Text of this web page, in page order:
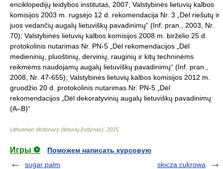
enciklopedijų leidybos institutas, 2007; Valstybinės lietuvių kalbos
komisijos 2003 m. rugsėjo 12 d. rekomendacija Nr. 3 „Dėl riešutų ir
juos vedančių augalų lietuviškų pavadinimų“ (Inf. pran., 2003, Nr.
70); Valstybinės lietuvių kalbos komisijos 2008 m. birželio 25 d.
protokolinis nutarimas Nr. PN-5 „Dėl rekomendacijos „Dėl
medieninių, pluoštinių, dervinių, rauginių ir kitų techninėms
reikmėms naudojamų augalų lietuviškų pavadinimų“ (Inf. pran.,
2008, Nr. 47-655); Valstybinės lietuvių kalbos komisijos 2012 m.
gruodžio 20 d. protokolinis nutarimas Nr. PN-5 „Dėl
rekomendacijos „Dėl dekoratyvinių augalų lietuviškų pavadinimų
(A–B)“
Lithuanian dictionary (lietuvių žodynas) 2015
Игры ⚽
Поможем написать курсовую
sugar palm
słocza cukrowa